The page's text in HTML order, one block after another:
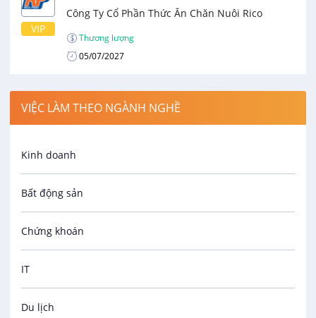
VIP
Công Ty Cổ Phần Thức Ăn Chăn Nuôi Rico
Thương lượng
05/07/2027
VIỆC LÀM THEO NGÀNH NGHỀ
Kinh doanh
Bất động sản
Chứng khoán
IT
Du lịch